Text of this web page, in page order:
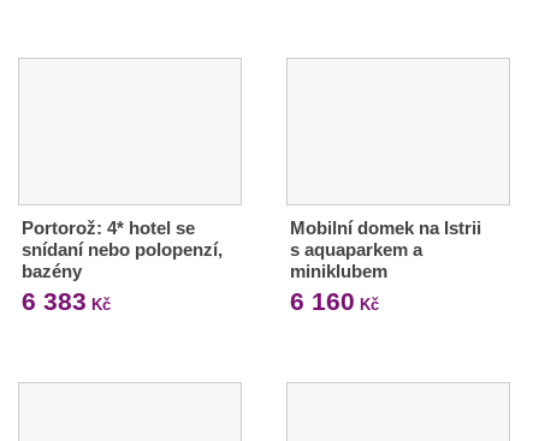
Portorož: 4* hotel se
snídaní nebo polopenzí,
bazény
6 383 Kč
Mobilní domek na Istrii
s aquaparkem a
miniklubem
6 160 Kč